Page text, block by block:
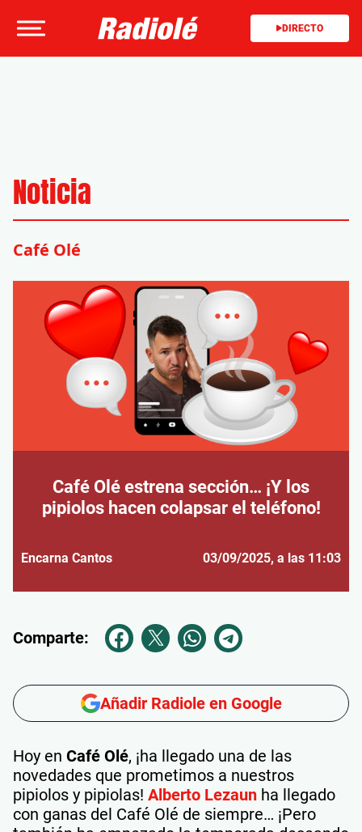
DIRECTO
Noticia
Café Olé
Café Olé estrena sección… ¡Y los
pipiolos hacen colapsar el teléfono!
Encarna Cantos 03/09/2025, a las 11:03
Comparte:
Añadir Radiole en Google
Hoy en Café Olé, ¡ha llegado una de las
novedades que prometimos a nuestros
pipiolos y pipiolas! Alberto Lezaun ha llegado
con ganas del Café Olé de siempre… ¡Pero